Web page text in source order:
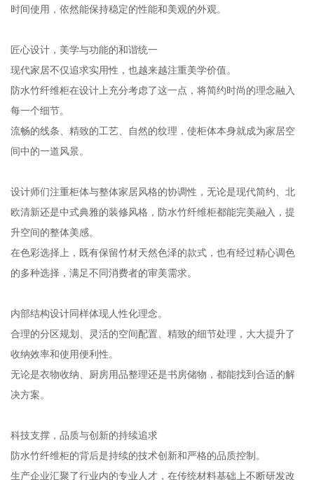
时间使用，依然能保持稳定的性能和美观的外观。
匠心设计，美学与功能的和谐统一
现代家居不仅追求实用性，也越来越注重美学价值。
防水竹纤维柜在设计上充分考虑了这一点，将简约时尚的理念融入
每一个细节。
流畅的线条、精致的工艺、自然的纹理，使柜体本身就成为家居空
间中的一道风景。
设计师们注重柜体与整体家居风格的协调性，无论是现代简约、北
欧清新还是中式典雅的装修风格，防水竹纤维柜都能完美融入，提
升空间的整体美感。
在色彩选择上，既有保留竹材天然色泽的款式，也有经过精心调色
的多种选择，满足不同消费者的审美需求。
内部结构设计同样体现人性化理念。
合理的分区规划、灵活的空间配置、精致的细节处理，大大提升了
收纳效率和使用便利性。
无论是衣物收纳、厨房用品整理还是书房储物，都能找到合适的解
决方案。
科技支撑，品质与创新的持续追求
防水竹纤维柜的背后是持续的技术创新和严格的品质控制。
生产企业汇聚了行业内的专业人才，在传统材料基础上不断研发改